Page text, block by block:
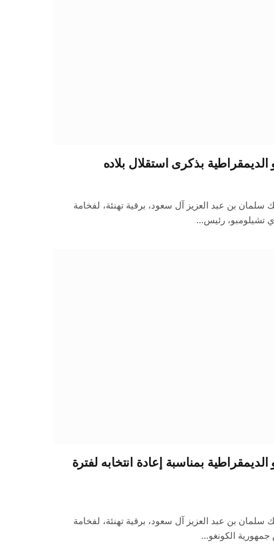
الديمقراطية بذكرى استقلال بلاده
بن عبد العزيز آل سعود، برقية تهنئة، لفخامة
تشيلومبو، رئيس…
بمناسبة إعادة انتخابه لفترة
بن عبد العزيز آل سعود، برقية تهنئة، لفخامة
الكونغو…